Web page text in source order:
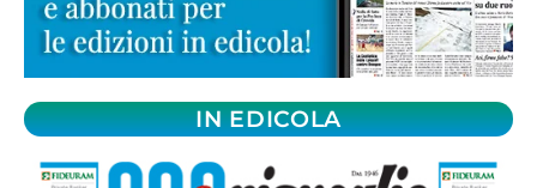
IN EDICOLA